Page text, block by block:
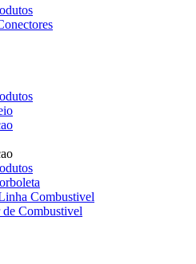
Combustivel
Combustivel